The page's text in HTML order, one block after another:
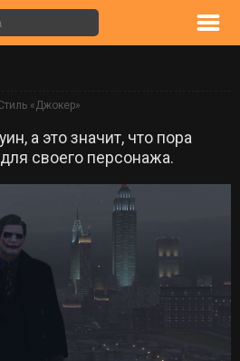
«Джокер»
а это значит, что пора
своего персонажа.